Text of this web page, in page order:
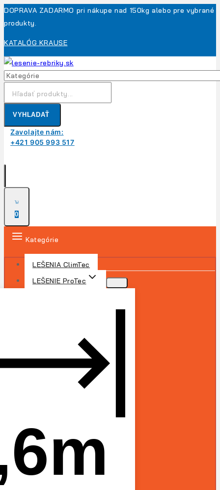
Skip
to
DOPRAVA ZADARMO pri nákupe nad 150kg alebo pre vybrané
produkty.
KATALÓG KRAUSE
VYHLADAŤ
Zavolajte nám:
+421 905 993 517
0
Kategórie
LEŠENIA ClimTec
LEŠENIE ProTec